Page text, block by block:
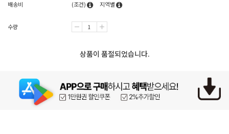
배송비
(조건) 지역별
수량
상품이 품절되었습니다.